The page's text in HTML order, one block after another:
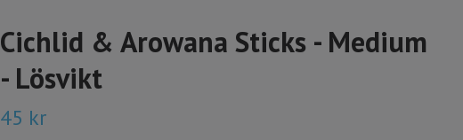
Cichlid & Arowana Sticks - Medium
- Lösvikt
45 kr